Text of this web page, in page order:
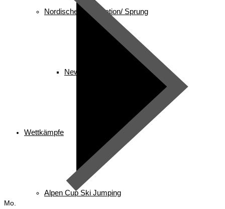
Nordische Kombination/ Sprung
News
Wettkämpfe
Alpen Cup Ski Jumping
Mo.